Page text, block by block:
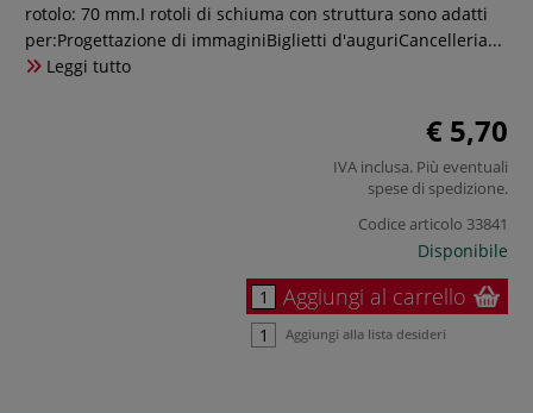
rotolo: 70 mm.I rotoli di schiuma con struttura sono adatti
per:Progettazione di immaginiBiglietti d'auguriCancelleria...
Leggi tutto
€ 5,70
IVA inclusa. Più eventuali
spese di spedizione.
Codice articolo 33841
Disponibile
Aggiungi al carrello
Aggiungi alla lista desideri